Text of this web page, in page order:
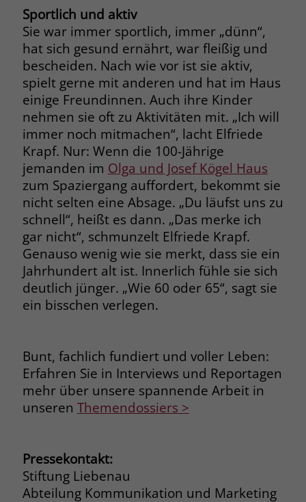
Sportlich und aktiv
Sie war immer sportlich, immer „dünn“,
hat sich gesund ernährt, war fleißig und
bescheiden. Nach wie vor ist sie aktiv,
spielt gerne mit anderen und hat im Haus
einige Freundinnen. Auch ihre Kinder
nehmen sie oft zu Aktivitäten mit. „Ich will
immer noch mitmachen“, lacht Elfriede
Krapf. Nur: Wenn die 100-Jährige
jemanden im Olga und Josef Kögel Haus
zum Spaziergang auffordert, bekommt sie
nicht selten eine Absage. „Du läufst uns zu
schnell“, heißt es dann. „Das merke ich
gar nicht“, schmunzelt Elfriede Krapf.
Genauso wenig wie sie merkt, dass sie ein
Jahrhundert alt ist. Innerlich fühle sie sich
deutlich jünger. „Wie 60 oder 65“, sagt sie
ein bisschen verlegen.
Bunt, fachlich fundiert und voller Leben:
Erfahren Sie in Interviews und Reportagen
mehr über unsere spannende Arbeit in
unseren Themendossiers >
Pressekontakt:
Stiftung Liebenau
Abteilung Kommunikation und Marketing
persönlich identifizierbaren
Informationen und wird von Facebook
nur platziert, um Daten an das
Unternehmen zurückzusenden.